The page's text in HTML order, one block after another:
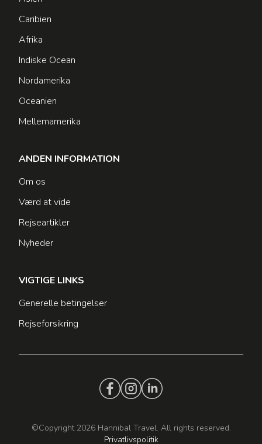
Caribien
Afrika
Indiske Ocean
Nordamerika
Oceanien
Mellemamerika
ANDEN INFORMATION
Om os
Værd at vide
Rejseartikler
Nyheder
VIGTIGE LINKS
Generelle betingelser
Rejseforsikring
©Copyright 2026 Hannibal Travel. All rights reserved.
Privatlivspolitik